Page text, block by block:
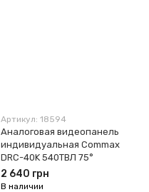
Артикул: 18594
Аналоговая видеопанель
индивидуальная Commax
DRC-40K 540ТВЛ 75°
2 640 грн
В наличии